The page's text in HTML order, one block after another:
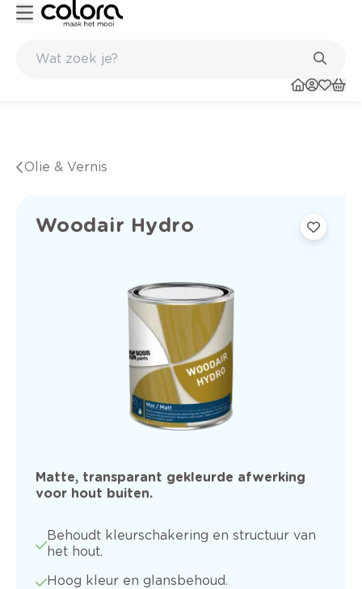
Olie & Vernis
Woodair Hydro
Matte, transparant gekleurde afwerking
voor hout buiten.
Behoudt kleurschakering en structuur van
het hout.
Hoog kleur en glansbehoud.